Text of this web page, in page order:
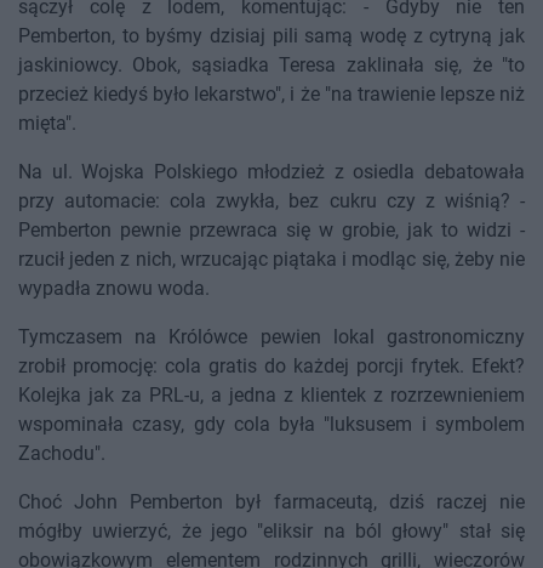
sączył colę z lodem, komentując: - Gdyby nie ten
Pemberton, to byśmy dzisiaj pili samą wodę z cytryną jak
jaskiniowcy. Obok, sąsiadka Teresa zaklinała się, że "to
przecież kiedyś było lekarstwo", i że "na trawienie lepsze niż
mięta".
Na ul. Wojska Polskiego młodzież z osiedla debatowała
przy automacie: cola zwykła, bez cukru czy z wiśnią? -
Pemberton pewnie przewraca się w grobie, jak to widzi -
rzucił jeden z nich, wrzucając piątaka i modląc się, żeby nie
wypadła znowu woda.
Tymczasem na Królówce pewien lokal gastronomiczny
zrobił promocję: cola gratis do każdej porcji frytek. Efekt?
Kolejka jak za PRL-u, a jedna z klientek z rozrzewnieniem
wspominała czasy, gdy cola była "luksusem i symbolem
Zachodu".
Choć John Pemberton był farmaceutą, dziś raczej nie
mógłby uwierzyć, że jego "eliksir na ból głowy" stał się
obowiązkowym elementem rodzinnych grilli, wieczorów